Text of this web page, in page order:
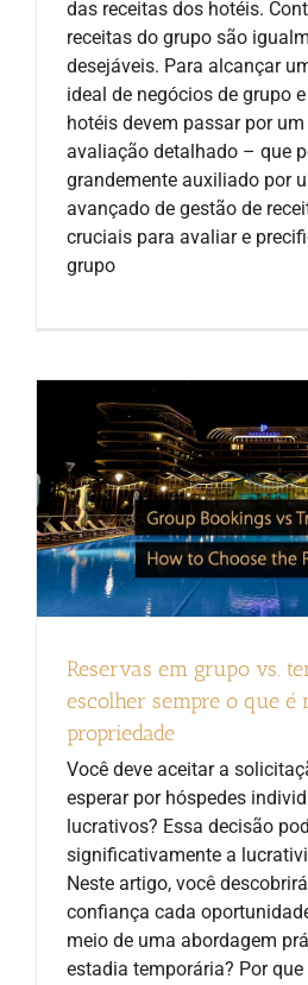
das receitas dos hotéis.
receitas do grupo são
desejáveis. Para alcançar
ideal de negócios de grupo
hotéis devem passar por
avaliação detalhado – que
grandemente auxiliado por
avançado de gestão de
cruciais para avaliar e
grupo
Reservas em grupo vs.
escolher sempre o que é
propriedade
Você deve aceitar a
esperar por hóspedes
lucrativos? Essa decisão
significativamente a
Neste artigo, você
confiança cada
meio de uma abordagem
estadia temporária? Por